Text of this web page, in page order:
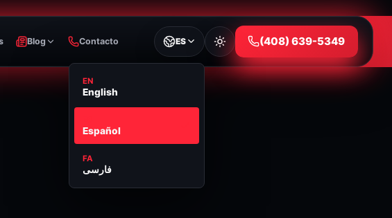
Blog Contacto ES
EN
English
Español
FA
فارسی
⁦(408) 639-5349⁩